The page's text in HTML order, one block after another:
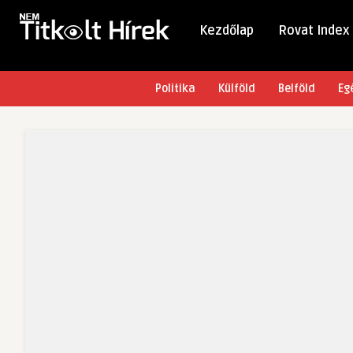
Kezdőlap Rovat Index
Politika Külföld Belföld